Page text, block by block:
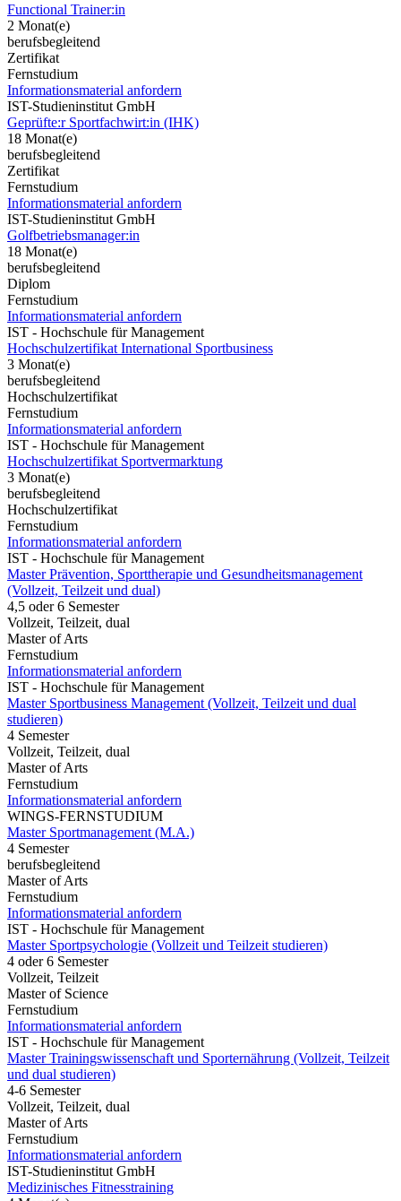
Functional Trainer:in
2 Monat(e)
berufsbegleitend
Zertifikat
Fernstudium
Informationsmaterial anfordern
IST-Studieninstitut GmbH
Geprüfte:r Sportfachwirt:in (IHK)
18 Monat(e)
berufsbegleitend
Zertifikat
Fernstudium
Informationsmaterial anfordern
IST-Studieninstitut GmbH
Golfbetriebsmanager:in
18 Monat(e)
berufsbegleitend
Diplom
Fernstudium
Informationsmaterial anfordern
IST - Hochschule für Management
Hochschulzertifikat International Sportbusiness
3 Monat(e)
berufsbegleitend
Hochschulzertifikat
Fernstudium
Informationsmaterial anfordern
IST - Hochschule für Management
Hochschulzertifikat Sportvermarktung
3 Monat(e)
berufsbegleitend
Hochschulzertifikat
Fernstudium
Informationsmaterial anfordern
IST - Hochschule für Management
Master Prävention, Sporttherapie und Gesundheitsmanagement
(Vollzeit, Teilzeit und dual)
4,5 oder 6 Semester
Vollzeit, Teilzeit, dual
Master of Arts
Fernstudium
Informationsmaterial anfordern
IST - Hochschule für Management
Master Sportbusiness Management (Vollzeit, Teilzeit und dual
studieren)
4 Semester
Vollzeit, Teilzeit, dual
Master of Arts
Fernstudium
Informationsmaterial anfordern
WINGS-FERNSTUDIUM
Master Sportmanagement (M.A.)
4 Semester
berufsbegleitend
Master of Arts
Fernstudium
Informationsmaterial anfordern
IST - Hochschule für Management
Master Sportpsychologie (Vollzeit und Teilzeit studieren)
4 oder 6 Semester
Vollzeit, Teilzeit
Master of Science
Fernstudium
Informationsmaterial anfordern
IST - Hochschule für Management
Master Trainingswissenschaft und Sporternährung (Vollzeit, Teilzeit
und dual studieren)
4-6 Semester
Vollzeit, Teilzeit, dual
Master of Arts
Fernstudium
Informationsmaterial anfordern
IST-Studieninstitut GmbH
Medizinisches Fitnesstraining